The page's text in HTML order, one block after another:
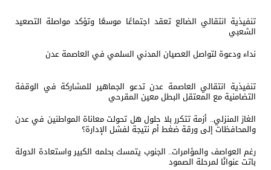
تنفيذية انتقالي الضالع تعقد اجتماعًا موسعًا وتؤكد مواصلة التصعيد
الشعبي
نداء ودعوة لتواصل العصيان المدني السلمي في العاصمة عدن
تنفيذية انتقالي العاصمة عدن تدعو الجماهير للمشاركة في الوقفة
التضامنية مع المعتقل البطل معين المقرحي
الغاز المنزلي.. أزمة تتكرر بلا حلول هل تحولت معاناة المواطنين في عدن
والمحافظات إلى ورقة ضغط أم نتيجة لفشل الإدارة؟
رغم العواصف والمؤامرات.. الجنوب يتمسك بحلمه الكبير واستعادة الدولة
باتت عنوانًا لمرحلة الصمود